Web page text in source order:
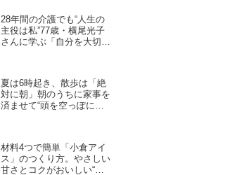
28年間の介護でも“人生の
主役は私”77歳・横尾光子
さんに学ぶ「自分を大切に
夏は6時起き、散歩は「絶
対に朝」朝のうちに家事を
済ませて“頭を空っぽにし
材料4つで簡単「小倉アイ
ス」のつくり方。やさしい
甘さとコクがおいしい“混